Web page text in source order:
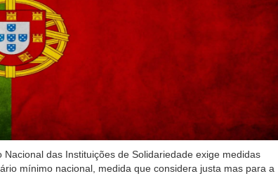
das Instituições de Solidariedade exige medidas
mínimo nacional, medida que considera justa mas para a